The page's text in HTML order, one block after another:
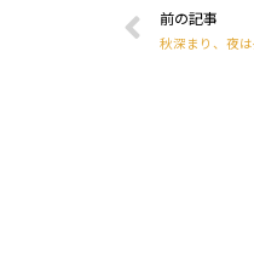
前の記事
秋深まり、夜は